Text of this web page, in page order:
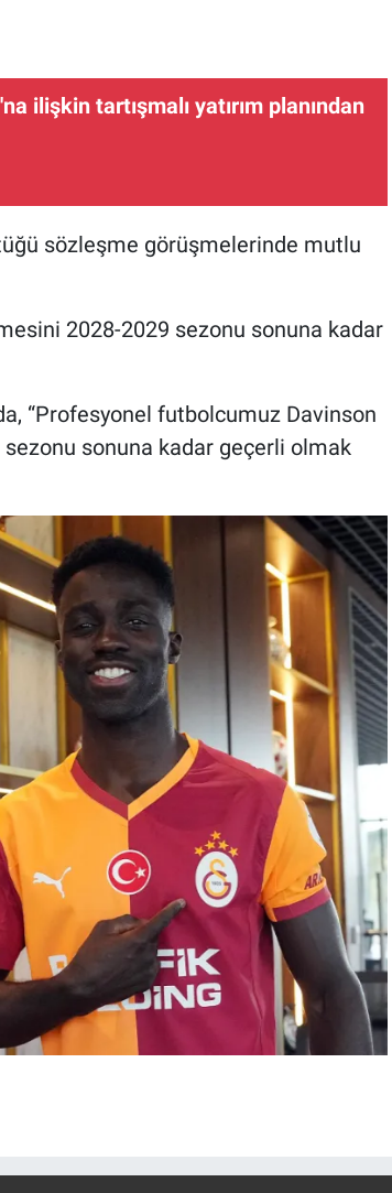
ilişkin tartışmalı yatırım planından
sözleşme görüşmelerinde mutlu
2028-2029 sezonu sonuna kadar
“Profesyonel futbolcumuz Davinson
sonuna kadar geçerli olmak